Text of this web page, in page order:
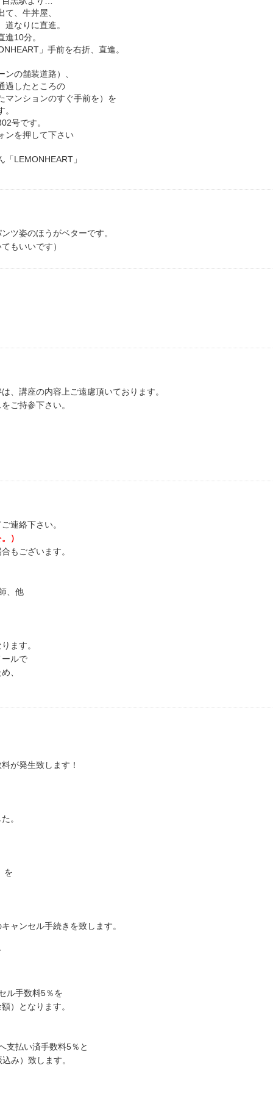
、牛丼屋、
なりに直進。
10分。
」手前を右折、直進。
の舗装道路）、
過したところの
マンションのすぐ手前を）を
号です。
ンを押して下さい
LEMONHEART」
ツ姿のほうがベターです。
もいいです）
、講座の内容上ご遠慮頂いております。
ご持参下さい。
連絡下さい。
）
もございます。
、他
ます。
ルで
、
が発生致します！
。
を
ャンセル手続きを致します。
ル手数料5％を
）となります。
支払い済手数料5％と
み）致します。